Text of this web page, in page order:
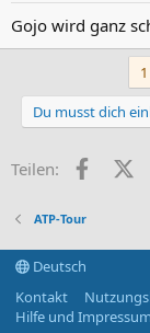
Gojo wird ganz
Du musst dich
Teilen:
ATP-Tour
Deutsch
Kontakt
Hilfe und Impressum